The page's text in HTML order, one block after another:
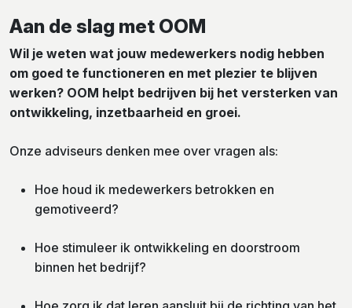
Aan de slag met OOM
Wil je weten wat jouw medewerkers nodig hebben
om goed te functioneren en met plezier te blijven
werken? OOM helpt bedrijven bij het versterken van
ontwikkeling, inzetbaarheid en groei.
Onze adviseurs denken mee over vragen als:
Hoe houd ik medewerkers betrokken en
gemotiveerd?
Hoe stimuleer ik ontwikkeling en doorstroom
binnen het bedrijf?